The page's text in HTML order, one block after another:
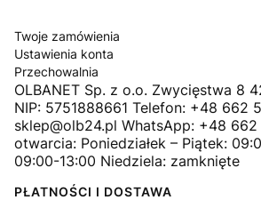
Twoje zamówienia
Ustawienia konta
Przechowalnia
OLBANET Sp. z o.o. Zwycięstwa 8
NIP: 5751888661 Telefon: +48 662
sklep@olb24.pl WhatsApp: +48
otwarcia: Poniedziałek – Piątek:
09:00-13:00 Niedziela: zamknięte
PŁATNOŚCI I DOSTAWA